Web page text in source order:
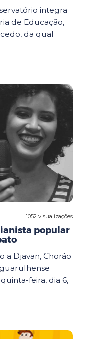
integra
de Educação,
da qual
1052 visualizações
popular
Djavan, Chorão
feira, dia 6,